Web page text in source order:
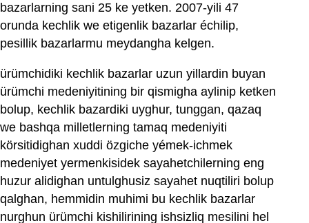
bazarlarning sani 25 ke yetken. 2007-yili 47
orunda kechlik we etigenlik bazarlar échilip,
pesillik bazarlarmu meydangha kelgen.
ürümchidiki kechlik bazarlar uzun yillardin buyan
ürümchi medeniyitining bir qismigha aylinip ketken
bolup, kechlik bazardiki uyghur, tunggan, qazaq
we bashqa milletlerning tamaq medeniyiti
körsitidighan xuddi özgiche yémek-ichmek
medeniyet yermenkisidek sayahetchilerning eng
huzur alidighan untulghusiz sayahet nuqtiliri bolup
qalghan, hemmidin muhimi bu kechlik bazarlar
nurghun ürümchi kishilirining ishsizliq mesilini hel